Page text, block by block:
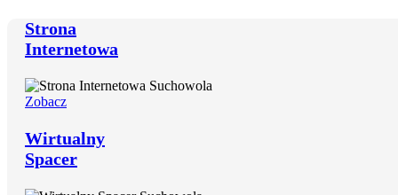
Strona
Internetowa
Zobacz
Wirtualny
Spacer